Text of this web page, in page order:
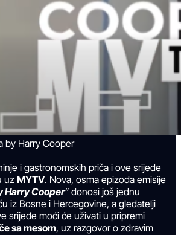
by Harry Cooper
i gastronomskih priča i ove srijede
uz MYTV. Nova, osma epizoda emisije
Harry Cooper” donosi još jednu
iz Bosne i Hercegovine, a gledatelji
srijede moći će uživati u pripremi
sa mesom, uz razgovor o zdravim